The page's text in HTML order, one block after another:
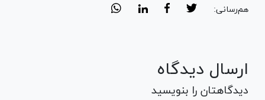
هم‌رسانی:
ارسال دیدگاه
دیدگاهتان را بنویسید